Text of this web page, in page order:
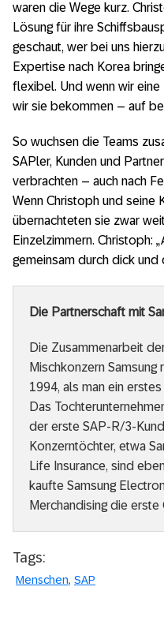
waren die Wege kurz.
Lösung für ihre
geschaut, wer bei uns
Expertise nach Korea
flexibel. Und wenn wir eine
wir sie bekommen – auf
So wuchsen die Teams
SAPler, Kunden und
verbrachten – auch nach
Wenn Christoph und seine
übernachteten sie zwar
Einzelzimmern. Christoph:
gemeinsam durch dick und
Die Partnerschaft mit
Die Zusammenarbeit
Mischkonzern Samsung
1994, als man ein
Das
der erste SAP-R/3-
Konzerntöchter, etwa
Life Insurance, sind
kaufte Samsung
Merchandising die erste
Tags:
Menschen SAP